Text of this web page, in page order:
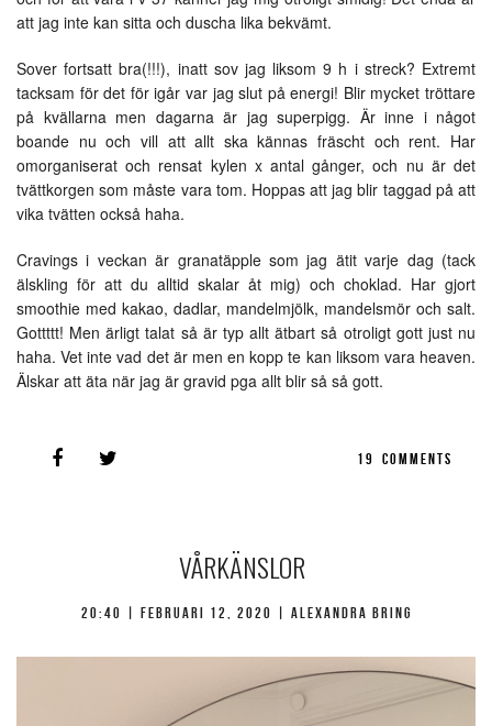
att jag inte kan sitta och duscha lika bekvämt.
Sover fortsatt bra(!!!), inatt sov jag liksom 9 h i streck? Extremt
tacksam för det för igår var jag slut på energi! Blir mycket tröttare
på kvällarna men dagarna är jag superpigg. Är inne i något
boande nu och vill att allt ska kännas fräscht och rent. Har
omorganiserat och rensat kylen x antal gånger, och nu är det
tvättkorgen som måste vara tom. Hoppas att jag blir taggad på att
vika tvätten också haha.
Cravings i veckan är granatäpple som jag ätit varje dag (tack
älskling för att du alltid skalar åt mig) och choklad. Har gjort
smoothie med kakao, dadlar, mandelmjölk, mandelsmör och salt.
Gottttt! Men ärligt talat så är typ allt ätbart så otroligt gott just nu
haha. Vet inte vad det är men en kopp te kan liksom vara heaven.
Älskar att äta när jag är gravid pga allt blir så så gott.
19 COMMENTS
VÅRKÄNSLOR
20:40 | februari 12, 2020 | Alexandra Bring